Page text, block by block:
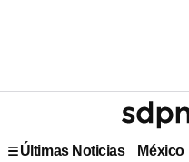
Últimas Noticias México